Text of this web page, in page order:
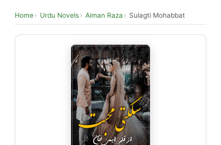
Home Urdu Novels Aiman Raza Sulagti Mohabbat